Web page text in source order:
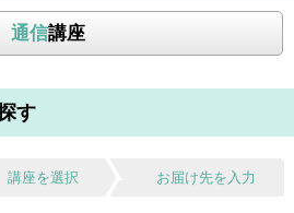
通信講座
す
講座を選択 お届け先を入力